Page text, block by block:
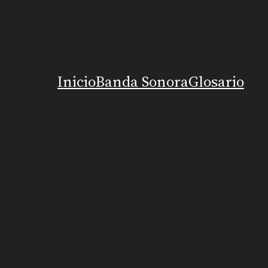
InicioBanda SonoraGlosario